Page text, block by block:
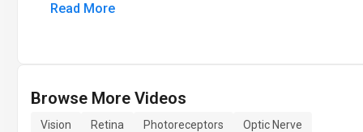
Read More
Browse More Videos
Vision Retina Photoreceptors
Optic Nerve